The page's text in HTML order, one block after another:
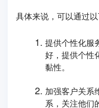
具体来说，可以通过
提供个性化服
好，提供个性
黏性。
加强客户关系
系，关注他们